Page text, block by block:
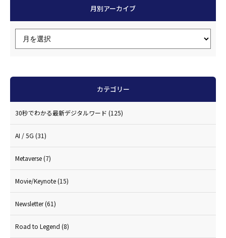
月別アーカイブ
カテゴリー
30秒でわかる最新デジタルワード (125)
AI / 5G (31)
Metaverse(7)
Movie/Keynote(15)
Newsletter(61)
Road to Legend (8)